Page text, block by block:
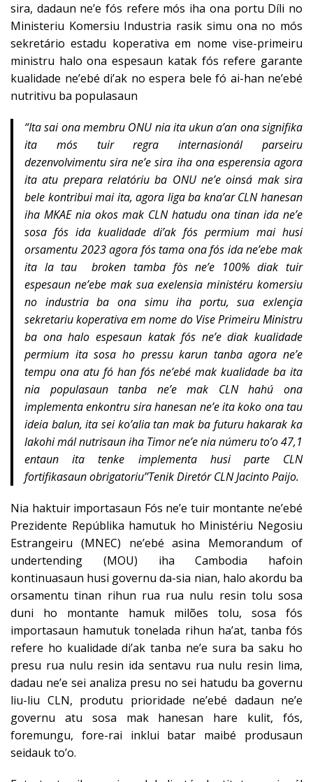
sira, dadaun ne’e fós refere mós iha ona portu Díli no
Ministeriu Komersiu Industria rasik simu ona no mós
sekretário estadu koperativa em nome vise-primeiru
ministru halo ona espesaun katak fós refere garante
kualidade ne’ebé di’ak no espera bele fó ai-han ne’ebé
nutritivu ba populasaun
“Ita sai ona membru ONU nia ita ukun a’an ona signifika
ita mós tuir regra internasionál parseiru
dezenvolvimentu sira ne’e sira iha ona esperensia agora
ita atu prepara relatóriu ba ONU ne’e oinsá mak sira
bele kontribui mai ita, agora liga ba kna’ar CLN hanesan
iha MKAE nia okos mak CLN hatudu ona tinan ida ne’e
sosa fós ida kualidade di’ak fós permium mai husi
orsamentu 2023 agora fós tama ona fós ida ne’ebe mak
ita la tau broken tamba fòs ne’e 100% diak tuir
espesaun ne’ebe mak sua exelensia ministéru komersiu
no industria ba ona simu iha portu, sua exlençia
sekretariu koperativa em nome do Vise Primeiru Ministru
ba ona halo espesaun katak fós ne’e diak kualidade
permium ita sosa ho pressu karun tanba agora ne’e
tempu ona atu fó han fós ne’ebé mak kualidade ba ita
nia populasaun tanba ne’e mak CLN hahú ona
implementa enkontru sira hanesan ne’e ita koko ona tau
ideia balun, ita sei ko’alia tan mak ba futuru hakarak ka
lakohi mál nutrisaun iha Timor ne’e nia númeru to’o 47,1
entaun ita tenke implementa husi parte CLN
fortifikasaun obrigatoriu’’Tenik Diretór CLN Jacinto Paijo.
Nia haktuir importasaun Fós ne’e tuir montante ne’ebé
Prezidente Repúblika hamutuk ho Ministériu Negosiu
Estrangeiru (MNEC) ne’ebé asina Memorandum of
undertending (MOU) iha Cambodia hafoin
kontinuasaun husi governu da-sia nian, halo akordu ba
orsamentu tinan rihun rua rua nulu resin tolu sosa
duni ho montante hamuk milões tolu, sosa fós
importasaun hamutuk tonelada rihun ha’at, tanba fós
refere ho kualidade di’ak tanba ne’e sura ba saku ho
presu rua nulu resin ida sentavu rua nulu resin lima,
dadau ne’e sei analiza presu no sei hatudu ba governu
liu-liu CLN, produtu prioridade ne’ebé dadaun ne’e
governu atu sosa mak hanesan hare kulit, fós,
foremungu, fore-rai inklui batar maibé produsaun
seidauk to’o.